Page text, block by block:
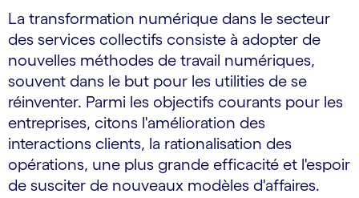
La transformation numérique dans le secteur
des services collectifs consiste à adopter de
nouvelles méthodes de travail numériques,
souvent dans le but pour les utilities de se
réinventer. Parmi les objectifs courants pour les
entreprises, citons l'amélioration des
interactions clients, la rationalisation des
opérations, une plus grande efficacité et l'espoir
de susciter de nouveaux modèles d'affaires.